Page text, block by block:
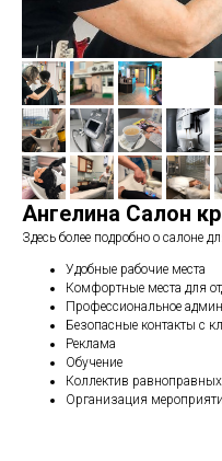
Ангелина Салон
Здесь более подробно о салоне
Удобные рабочие места
Комфортные места для
Профессиональное
Безопасные контакты с
Реклама
Обучение
Коллектив равноправных
Организация